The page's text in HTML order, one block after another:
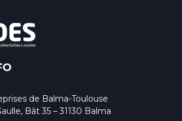
de Balma-Toulouse
Bât 35 – 31130 Balma